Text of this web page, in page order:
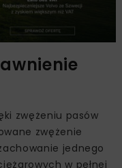
zwężeniu pasów
zwężenie
jednego
w pełnej